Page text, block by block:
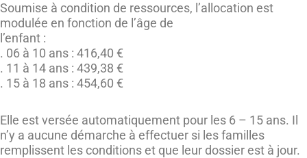
Soumise à condition de ressources, l’allocation est
modulée en fonction de l’âge de
l’enfant :
. 06 à 10 ans : 416,40 €
. 11 à 14 ans : 439,38 €
. 15 à 18 ans : 454,60 €
Elle est versée automatiquement pour les 6 – 15 ans. Il
n’y a aucune démarche à effectuer si les familles
remplissent les conditions et que leur dossier est à jour.